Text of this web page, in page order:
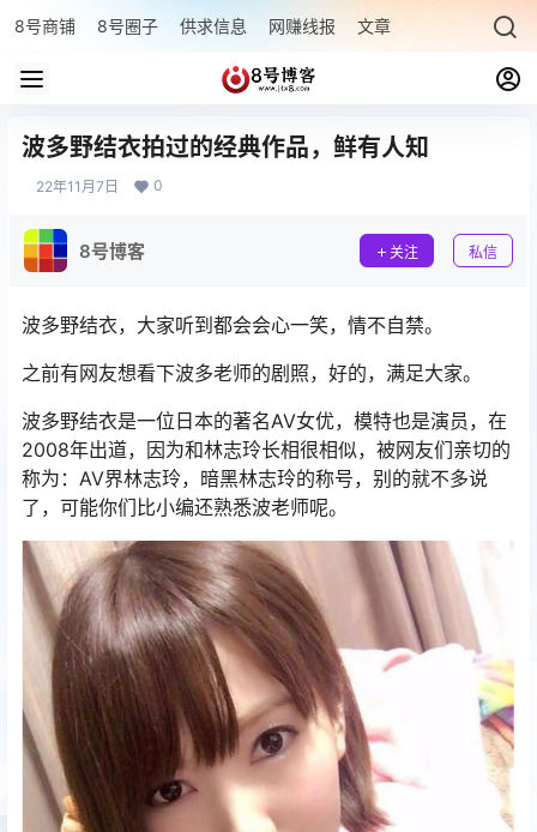
8号商铺 8号圈子 供求信息 网赚线报 文章专题 最新文章
波多野结衣拍过的经典作品，鲜有人知
22年11月7日 0
8号博客 关注 私信
波多野结衣，大家听到都会会心一笑，情不自禁。
之前有网友想看下波多老师的剧照，好的，满足大家。
波多野结衣是一位日本的著名AV女优，模特也是演员，在
2008年出道，因为和林志玲长相很相似，被网友们亲切的
称为：AV界林志玲，暗黑林志玲的称号，别的就不多说
了，可能你们比小编还熟悉波老师呢。